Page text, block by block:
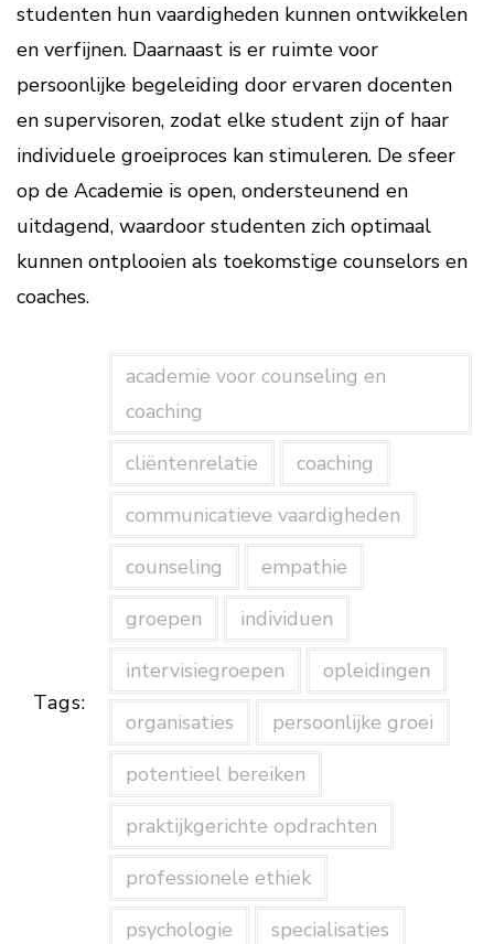
studenten hun vaardigheden kunnen ontwikkelen
en verfijnen. Daarnaast is er ruimte voor
persoonlijke begeleiding door ervaren docenten
en supervisoren, zodat elke student zijn of haar
individuele groeiproces kan stimuleren. De sfeer
op de Academie is open, ondersteunend en
uitdagend, waardoor studenten zich optimaal
kunnen ontplooien als toekomstige counselors en
coaches.
Tags:
academie voor counseling en
coaching
cliëntenrelatie
coaching
communicatieve vaardigheden
counseling
empathie
groepen
individuen
intervisiegroepen
opleidingen
organisaties
persoonlijke groei
potentieel bereiken
praktijkgerichte opdrachten
professionele ethiek
psychologie
specialisaties